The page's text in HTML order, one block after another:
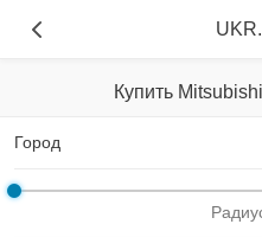
Купить
Город